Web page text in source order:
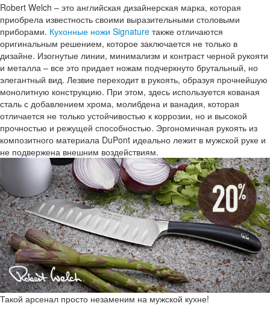
Robert Welch – это английская дизайнерская марка, которая
приобрела известность своими выразительными столовыми
приборами. Кухонные ножи Signature также отличаются
оригинальным решением, которое заключается не только в
дизайне. Изогнутые линии, минимализм и контраст черной рукояти
и металла – все это придает ножам подчеркнуто брутальный, но
элегантный вид. Лезвие переходит в рукоять, образуя прочнейшую
монолитную конструкцию. При этом, здесь используется кованая
сталь с добавлением хрома, молибдена и ванадия, которая
отличается не только устойчивостью к коррозии, но и высокой
прочностью и режущей способностью. Эргономичная рукоять из
композитного материала DuPont идеально лежит в мужской руке и
не подвержена внешним воздействиям.
Такой арсенал просто незаменим на мужской кухне!